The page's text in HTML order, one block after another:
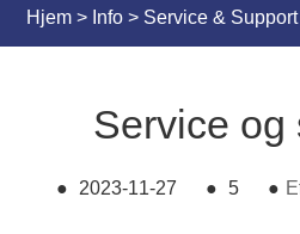
Hjem > Info > Service & Support
Service og
● 2023-11-27 ● 5 ●